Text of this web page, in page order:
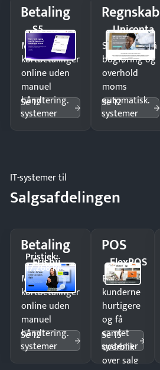
Betaling
S5
Modtag
kortbetalinger
online uden
manuel
håndtering.
Se 12
systemer
Regnskab
Uniconta
Spar timer på
bogføring og
overhold
moms
automatisk.
Se 12
systemer
IT-systemer til
Salgsafdelingen
Betaling
Frisbii
Pristjek:
17.268 kr
Modtag
kortbetalinger
online uden
manuel
håndtering.
Se 12
systemer
POS
FlexPOS
Ekspedér
kunderne
hurtigere
og få
samlet
overblik
over salg
Se 15
systemer